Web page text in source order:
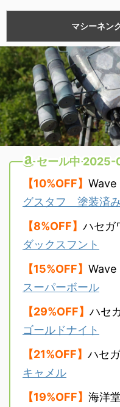
マシーネン
セール中
【10%OFF】
グスタフ 塗装済
【8%OFF】 ハセ
ダックスフント
【15%OFF】
スーパーボール
【29%OFF】 ハセ
ゴールドナイト
【21%OFF】 ハセ
キャメル
【19%OFF】 海洋